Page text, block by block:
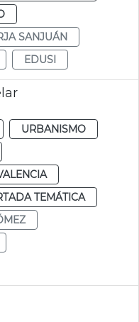
SANJUÁN
EDUSI
URBANISMO
TEMÁTICA